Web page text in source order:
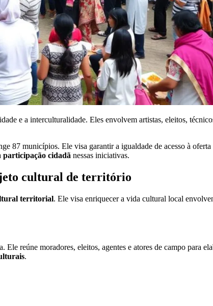
e a interculturalidade. Eles envolvem artistas, eleitos,
87 municípios. Ele visa garantir a igualdade de acesso à
participação cidadã nessas iniciativas.
cultural de território
territorial. Ele visa enriquecer a vida cultural local
reúne moradores, eleitos, agentes e atores de campo para
.